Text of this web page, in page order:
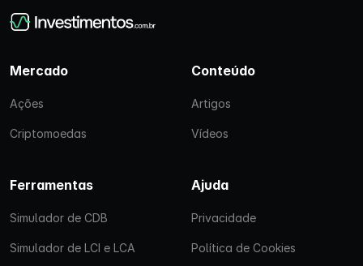
Mercado
Ações
Criptomoedas
Conteúdo
Artigos
Vídeos
Ferramentas
Simulador de CDB
Simulador de LCI e LCA
Ajuda
Privacidade
Política de Cookies